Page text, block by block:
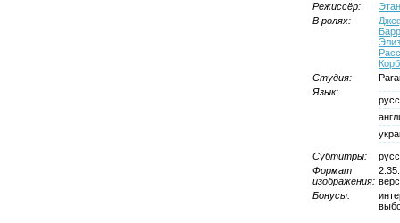
Режиссёр:
В ролях:
Студия:
Язык:
Субтитры:
Формат
изображения:
Бонусы: